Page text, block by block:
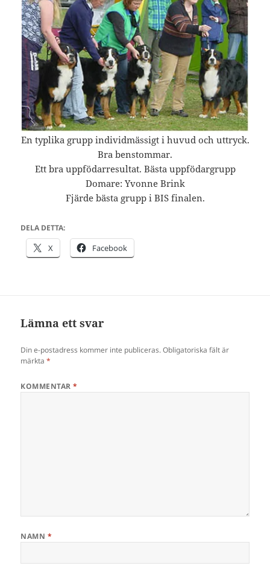
En typlika grupp individmässigt i huvud och uttryck.
Bra benstommar.
Ett bra uppfödarresultat. Bästa uppfödargrupp
Domare: Yvonne Brink
Fjärde bästa grupp i BIS finalen.
DELA DETTA:
X Facebook
Lämna ett svar
Din e-postadress kommer inte publiceras. Obligatoriska fält är
märkta*
KOMMENTAR*
NAMN *